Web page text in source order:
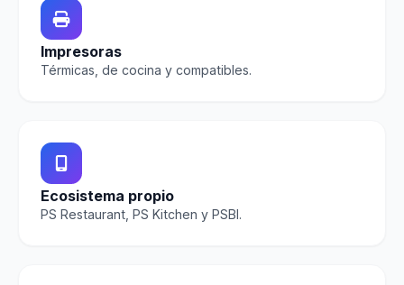
Impresoras
Térmicas, de cocina y compatibles.
Ecosistema propio
PS Restaurant, PS Kitchen y PSBI.